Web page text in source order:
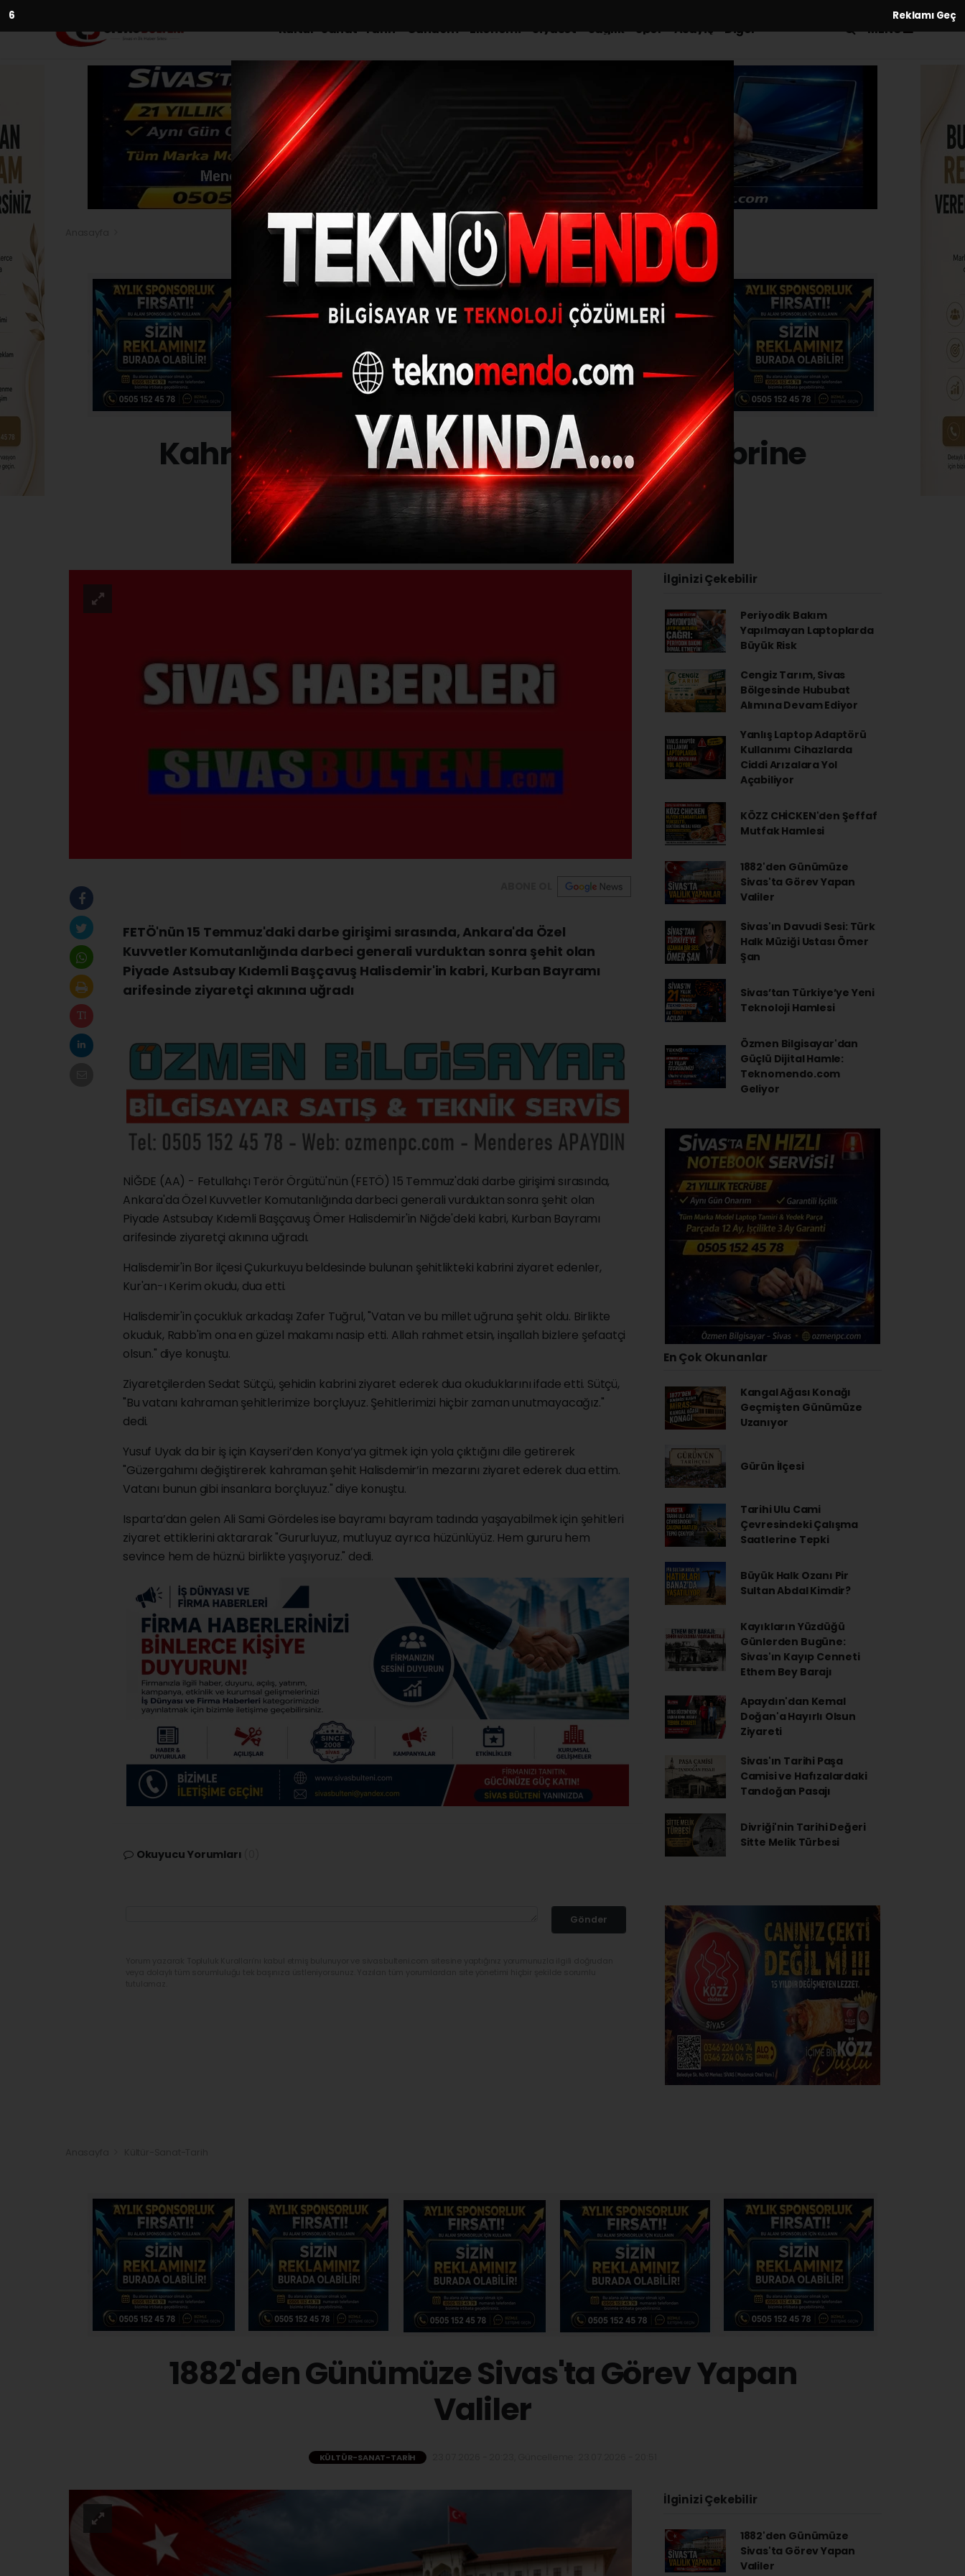
5 Reklamı Geç
Kültür-Sanat-Tarih Gündem Ekonomi Siyaset Sağlık Spor Asayiş Diğer MENÜ
Kahraman Astsubay Halisdemir'in Kabrine
Ziyaretçi Akını
31.08.2017 - 18:43, Güncelleme: 31.08.2017 - 18:43
FETÖ'nün 15 Temmuz'daki darbe girişimi sırasında, Ankara'da Özel
Kuvvetler Komutanlığında darbeci generali vurduktan sonra şehit olan
Piyade Astsubay Kıdemli Başçavuş Halisdemir'in kabri, Kurban Bayramı
arifesinde ziyaretçi akınına uğradı
NİĞDE (AA) - Fetullahçı Terör Örgütü'nün (FETÖ) 15 Temmuz'daki darbe girişimi sırasında,
Ankara'da Özel Kuvvetler Komutanlığında darbeci generali vurduktan sonra şehit olan
Piyade Astsubay Kıdemli Başçavuş Ömer Halisdemir'in Niğde'deki kabri, Kurban Bayramı
arifesinde ziyaretçi akınına uğradı.
Halisdemir'in Bor ilçesi Çukurkuyu beldesinde bulunan şehitlikteki kabrini ziyaret edenler,
Kur'an-ı Kerim okudu, dua etti.
Halisdemir'in çocukluk arkadaşı Zafer Tuğrul, "Vatan ve bu millet uğruna şehit oldu. Birlikte
okuduk, Rabb'im ona en güzel makamı nasip etti. Allah rahmet etsin, inşallah bizlere şefaatçi
olsun." diye konuştu.
Ziyaretçilerden Sedat Sütçü, şehidin kabrini ziyaret ederek dua okuduklarını ifade etti. Sütçü,
"Bu vatanı kahraman şehitlerimize borçluyuz. Şehitlerimizi hiçbir zaman unutmayacağız."
dedi.
Yusuf Uyak da bir iş için Kayseri’den Konya’ya gitmek için yola çıktığını dile getirerek
"Güzergahımı değiştirerek kahraman şehit Halisdemir’in mezarını ziyaret ederek dua ettim.
Vatanı bunun gibi insanlara borçluyuz." diye konuştu.
Isparta’dan gelen Ali Sami Gördeles ise bayramı bayram tadında yaşayabilmek için şehitleri
ziyaret ettiklerini aktararak "Gururluyuz, mutluyuz ayrıca hüzünlüyüz. Hem gururu hem
sevince hem de hüznü birlikte yaşıyoruz." dedi.
Okuyucu Yorumları
Gönder
İlginizi Çekebilir
Periyodik Bakım
Yapılmayan Laptoplarda
Büyük Risk
Cengiz Tarım, Sivas
Bölgesinde Hububat
Alımına Devam Ediyor
Yanlış Laptop Adaptörü
Kullanımı Cihazlarda
Ciddi Arızalara Yol
Açabiliyor
KÖZZ CHİCKEN'den Şeffaf
Mutfak Hamlesi
1882'den Günümüze
Sivas'ta Görev Yapan
Valiler
Sivas'ın Davudi Sesi: Türk
Halk Müziği Ustası Ömer
Şan
Sivas’tan Türkiye’ye Yeni
Teknoloji Hamlesi
Özmen Bilgisayar'dan
Güçlü Dijital Hamle:
Teknomendo.com
Geliyor
En Çok Okunanlar
Kangal Ağası Konağı
Geçmişten Günümüze
Uzanıyor
Gürün İlçesi
Tarihi Ulu Cami
Çevresindeki Çalışma
Saatlerine Tepki
Büyük Halk Ozanı Pir
Sultan Abdal Kimdir?
Kayıkların Yüzdüğü
Günlerden Bugüne:
Sivas'ın Kayıp Cenneti
Ethem Bey Barajı
Apaydın'dan Kemal
Doğan'a Hayırlı Olsun
Ziyareti
Sivas'ın Tarihi Paşa
Camisi ve Hafızalardaki
Tandoğan Pasajı
Divriği'nin Tarihi Değeri
Sitte Melik Türbesi
1882'den Günümüze Sivas'ta Görev Yapan
Valiler
KÜLTÜR-SANAT-TARIH
İlginizi Çekebilir
1882'den Günümüze
Sivas'ta Görev Yapan
Valiler